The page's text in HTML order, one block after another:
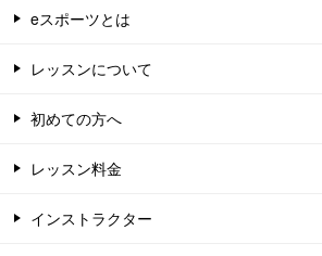
eスポーツとは
レッスンについて
初めての方へ
レッスン料金
インストラクター